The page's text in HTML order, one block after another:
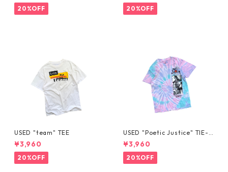
20%OFF 20%OFF
USED "team" TEE
¥3,960
20%OFF
USED "Poetic Justice" TIE-D
YE TEE
¥3,960
20%OFF